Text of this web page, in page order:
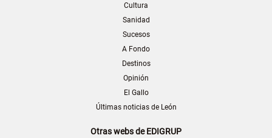
Cultura
Sanidad
Sucesos
A Fondo
Destinos
Opinión
El Gallo
Últimas noticias de León
Otras webs de EDIGRUP